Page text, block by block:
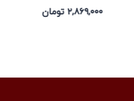
۲,۸۶۹,۰۰۰ تومان